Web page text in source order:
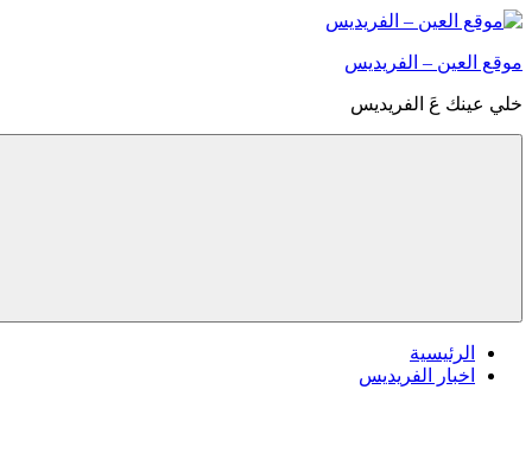
التجاوز
المحتوى
موقع العين – الفريديس
خلي عينك عَ الفريديس
الرئيسية
اخبار الفريديس